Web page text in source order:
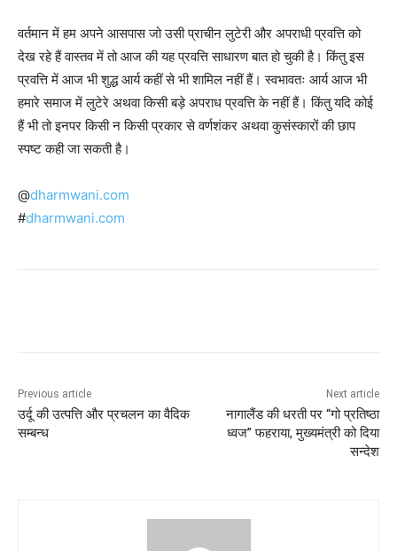
वर्तमान में हम अपने आसपास जो उसी प्राचीन लुटेरी और अपराधी प्रवत्ति को
देख रहे हैं वास्तव में तो आज की यह प्रवत्ति साधारण बात हो चुकी है। किंतु इस
प्रवत्ति में आज भी शुद्ध आर्य कहीं से भी शामिल नहीं हैं। स्वभावतः आर्य आज भी
हमारे समाज में लुटेरे अथवा किसी बड़े अपराध प्रवत्ति के नहीं हैं। किंतु यदि कोई
हैं भी तो इनपर किसी न किसी प्रकार से वर्णशंकर अथवा कुसंस्कारों की छाप
स्पष्ट कही जा सकती है।
@dharmwani.com
#dharmwani.com
Previous article
उर्दू की उत्पत्ति और प्रचलन का वैदिक
सम्बन्ध
Next article
नागालैंड की धरती पर “गो प्रतिष्ठा
ध्वज” फहराया, मुख्यमंत्री को दिया
सन्देश